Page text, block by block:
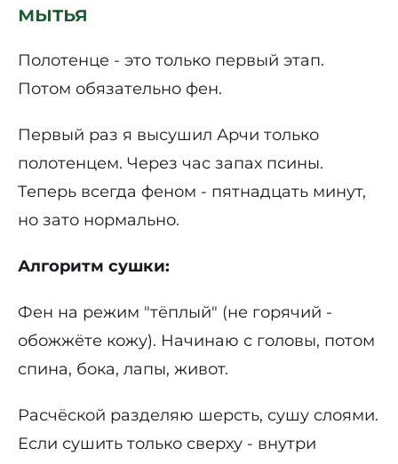
мытья
Полотенце - это только первый этап.
Потом обязательно фен.
Первый раз я высушил Арчи только
полотенцем. Через час запах псины.
Теперь всегда феном - пятнадцать минут,
но зато нормально.
Алгоритм сушки:
Фен на режим "тёплый" (не горячий -
обожжёте кожу). Начинаю с головы, потом
спина, бока, лапы, живот.
Расчёской разделяю шерсть, сушу слоями.
Если сушить только сверху - внутри